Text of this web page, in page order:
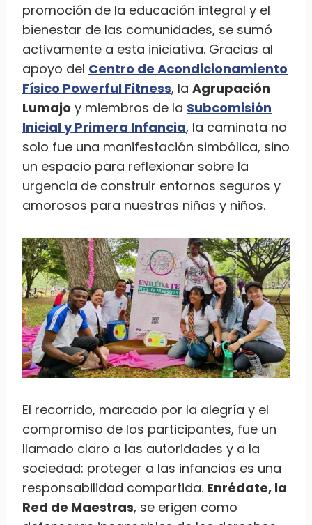
promoción de la educación integral y el
bienestar de las comunidades, se sumó
activamente a esta iniciativa. Gracias al
apoyo del Centro de Acondicionamiento
Físico Powerful Fitness, la Agrupación
Lumajo y miembros de la Subcomisión
Inicial y Primera Infancia, la caminata no
solo fue una manifestación simbólica, sino
un espacio para reflexionar sobre la
urgencia de construir entornos seguros y
amorosos para nuestras niñas y niños.
El recorrido, marcado por la alegría y el
compromiso de los participantes, fue un
llamado claro a las autoridades y a la
sociedad: proteger a las infancias es una
responsabilidad compartida. Enrédate, la
Red de Maestras, se erigen como